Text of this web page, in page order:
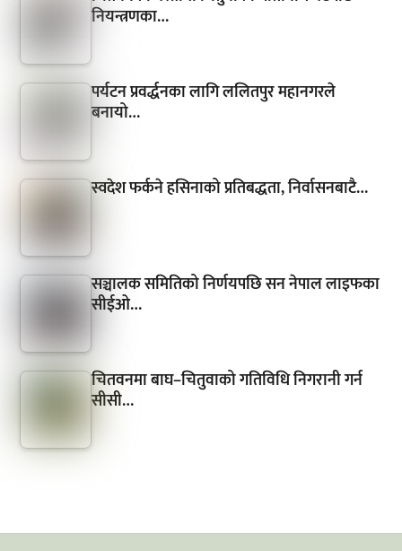
नियन्त्रणका…
पर्यटन प्रवर्द्धनका लागि ललितपुर महानगरले
बनायो…
स्वदेश फर्कने हसिनाको प्रतिबद्धता, निर्वासनबाटै…
सञ्चालक समितिको निर्णयपछि सन नेपाल लाइफका
सीईओ…
चितवनमा बाघ–चितुवाको गतिविधि निगरानी गर्न
सीसी…